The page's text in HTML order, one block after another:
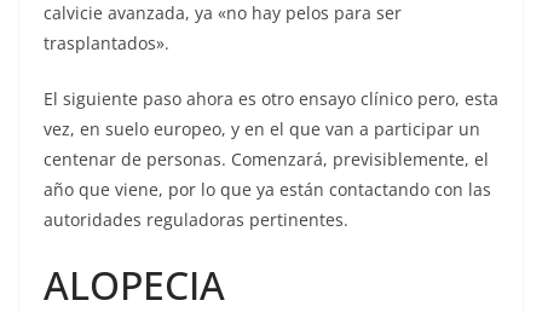
calvicie avanzada, ya «no hay pelos para ser
trasplantados».
El siguiente paso ahora es otro ensayo clínico pero, esta
vez, en suelo europeo, y en el que van a participar un
centenar de personas. Comenzará, previsiblemente, el
año que viene, por lo que ya están contactando con las
autoridades reguladoras pertinentes.
ALOPECIA